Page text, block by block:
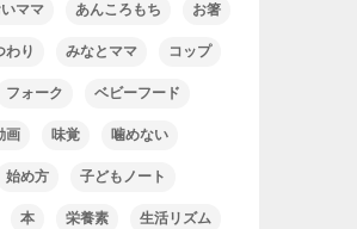
ママ あんころもち お箸
わり みなとママ コップ
フォーク ベビーフード
画 味覚 噛めない
始め方 子どもノート
本 栄養素 生活リズム